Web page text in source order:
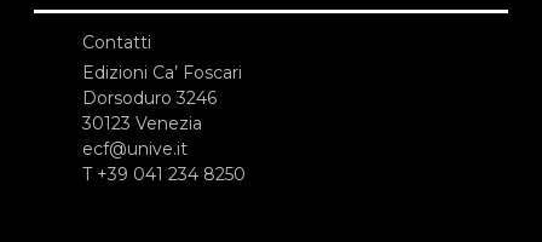
Contatti
Edizioni Ca’ Foscari
Dorsoduro 3246
30123 Venezia
ecf@unive.it
T +39 041 234 8250